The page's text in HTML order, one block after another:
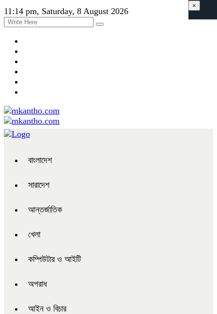
11:14 pm, Saturday, 8 August 2026
বাংলাদেশ
সারাদেশ
আন্তর্জাতিক
খেলা
কম্পিউটার ও আইটি
অপরাধ
আইন ও বিচার
×